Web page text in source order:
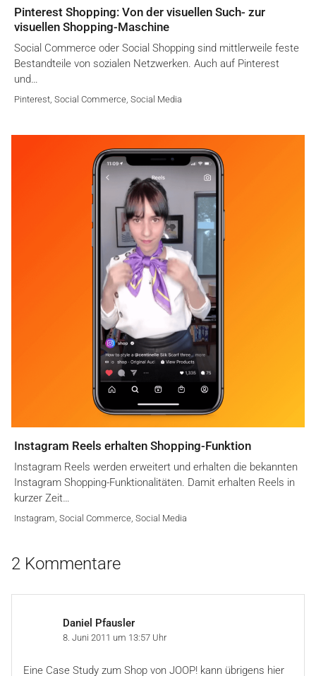
Pinterest Shopping: Von der visuellen Such- zur
visuellen Shopping-Maschine
Social Commerce oder Social Shopping sind mittlerweile feste
Bestandteile von sozialen Netzwerken. Auch auf Pinterest
und…
Pinterest, Social Commerce, Social Media
Instagram Reels erhalten Shopping-Funktion
Instagram Reels werden erweitert und erhalten die bekannten
Instagram Shopping-Funktionalitäten. Damit erhalten Reels in
kurzer Zeit…
Instagram, Social Commerce, Social Media
2 Kommentare
Daniel Pfausler
8. Juni 2011 um 13:57 Uhr
Eine Case Study zum Shop von JOOP! kann übrigens hier